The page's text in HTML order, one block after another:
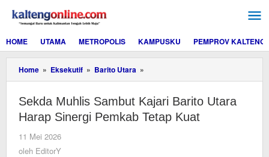
konten
HOME
UTAMA METROPOLIS KAMPUSKU PEMPROV KALTENG
Home » Eksekutif » Barito Utara »
Muhlis
Kajari
Barito
Utara
Sekda Muhlis Sambut Kajari Barito Utara
Harap Sinergi Pemkab Tetap Kuat
11 Mei 2026
oleh EditorY